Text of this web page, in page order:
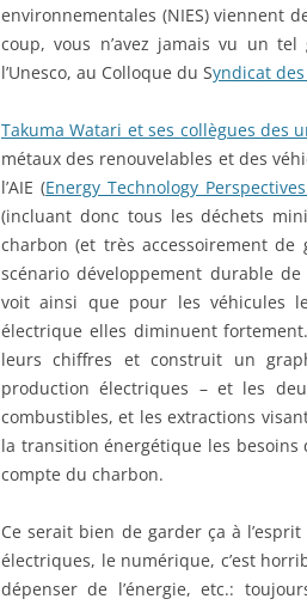
environnementales (NIES) viennent
coup, vous n’avez jamais vu un
l’Unesco, au Colloque du Syndicat
Takuma Watari et ses collègues des
métaux des renouvelables et des
l’AIE (Energy Technology
(incluant donc tous les déchets
charbon (et très accessoirement
scénario développement durable
voit ainsi que pour les véhicules
électrique elles diminuent
leurs chiffres et construit un
production électriques – et les
combustibles, et les extractions
la transition énergétique les besoins
compte du charbon.
Ce serait bien de garder ça à
électriques, le numérique, c’est
dépenser de l’énergie, etc.: